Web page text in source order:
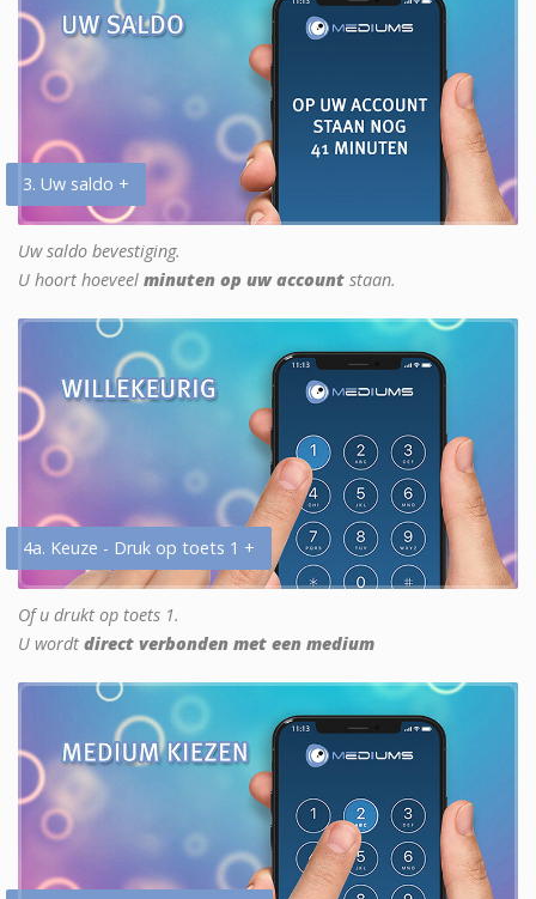
3. Uw saldo +
Uw saldo bevestiging.
U hoort hoeveel minuten op uw account staan.
4a. Keuze - Druk op toets 1 +
Of u drukt op toets 1.
U wordt direct verbonden met een medium